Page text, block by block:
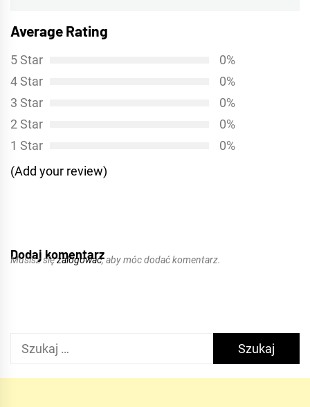
Average Rating
5 Star
0%
4 Star
0%
3 Star
0%
2 Star
0%
1 Star
0%
(Add your review)
Dodaj komentarz
Musisz sięzalogować, aby móc dodać komentarz.
Szukaj: